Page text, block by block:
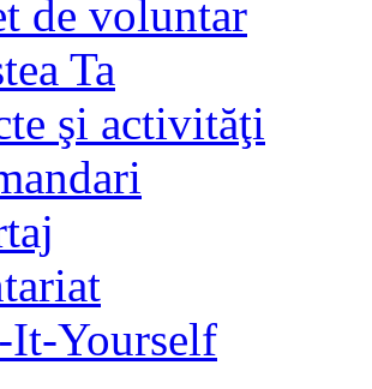
de voluntar
Ta
şi activităţi
It-Yourself